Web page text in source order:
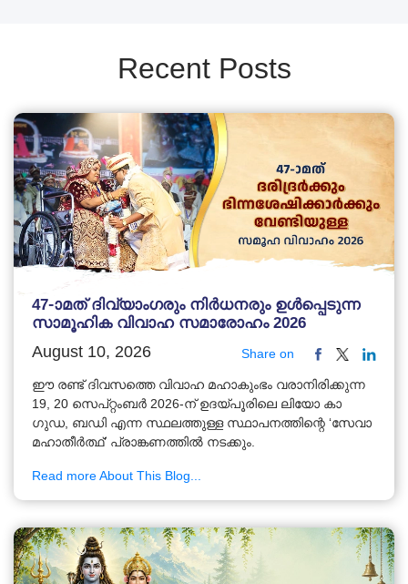
Recent Posts
47-ാമത് ദിവ്യാംഗരും നിർധനരും ഉൾപ്പെടുന്ന
സാമൂഹിക വിവാഹ സമാരോഹം 2026
August 10, 2026 Share on
ഈ രണ്ട് ദിവസത്തെ വിവാഹ മഹാകുംഭം വരാനിരിക്കുന്ന
19, 20 സെപ്റ്റംബർ 2026-ന് ഉദയ്പൂരിലെ ലിയോ കാ
ഗുഡ, ബഡി എന്ന സ്ഥലത്തുള്ള സ്ഥാപനത്തിന്റെ ‘സേവാ
മഹാതീർത്ഥ്’ പ്രാങ്കണത്തിൽ നടക്കും.
Read more About This Blog...